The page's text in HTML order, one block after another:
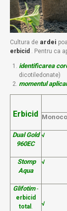
Cultura de ardei
erbicid . Pentru ca
identificarea
dicotiledonate)
momentul
Erbicid
Dual Gold
960EC
√
Stomp
Aqua
√
Glifotim-
erbicid
total . √